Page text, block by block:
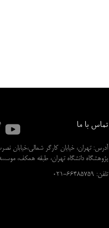
تماس با ما
پژوهشگاه دانشگاه تهران، طبقه همکف، موسسه
​​​​​​​تلفن: 66485759-021